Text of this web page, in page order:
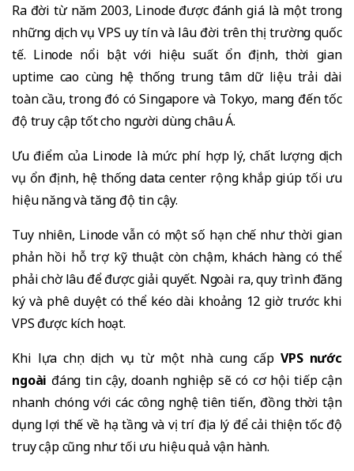
Ra đời từ năm 2003, Linode được đánh giá là một trong
những dịch vụ VPS uy tín và lâu đời trên thị trường quốc
tế. Linode nổi bật với hiệu suất ổn định, thời gian
uptime cao cùng hệ thống trung tâm dữ liệu trải dài
toàn cầu, trong đó có Singapore và Tokyo, mang đến tốc
độ truy cập tốt cho người dùng châu Á.
Ưu điểm của Linode là mức phí hợp lý, chất lượng dịch
vụ ổn định, hệ thống data center rộng khắp giúp tối ưu
hiệu năng và tăng độ tin cậy.
Tuy nhiên, Linode vẫn có một số hạn chế như thời gian
phản hồi hỗ trợ kỹ thuật còn chậm, khách hàng có thể
phải chờ lâu để được giải quyết. Ngoài ra, quy trình đăng
ký và phê duyệt có thể kéo dài khoảng 12 giờ trước khi
VPS được kích hoạt.
Khi lựa chọn dịch vụ từ một nhà cung cấp VPS nước
ngoài đáng tin cậy, doanh nghiệp sẽ có cơ hội tiếp cận
nhanh chóng với các công nghệ tiên tiến, đồng thời tận
dụng lợi thế về hạ tầng và vị trí địa lý để cải thiện tốc độ
truy cập cũng như tối ưu hiệu quả vận hành.